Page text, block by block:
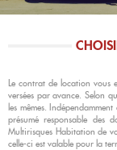
Le contrat de location vous
versées par avance. Selon
les mêmes.
présumé responsable des
Multirisques Habitation de
celle-ci est valable pour la